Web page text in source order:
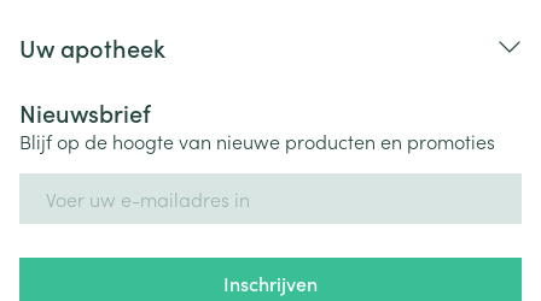
Uw apotheek
Nieuwsbrief
Blijf op de hoogte van nieuwe producten en promoties
Inschrijven